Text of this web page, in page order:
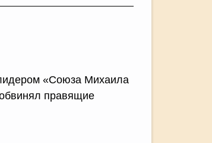
«Союза Михаила
правящие